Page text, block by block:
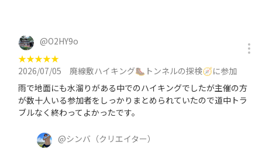
@O2HY9o
★★★★★
2026/07/05
廃線敷ハイキング🥾トンネルの探検🧭に参加
雨で地面にも水溜りがある中でのハイキングでしたが主催の方
が数十人いる参加者をしっかりまとめられていたので道中トラ
ブルなく終わってよかったです。
@シンバ （クリエイター）